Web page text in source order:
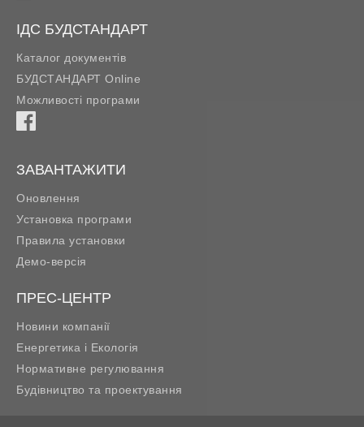
ІДС БУДСТАНДАРТ
Каталог документів
БУДСТАНДАРТ Online
Можливості програми
ЗАВАНТАЖИТИ
Оновлення
Установка програми
Правила установки
Демо-версія
ПРЕС-ЦЕНТР
Новини компанії
Енергетика і Екологія
Нормативне регулювання
Будівництво та проектування